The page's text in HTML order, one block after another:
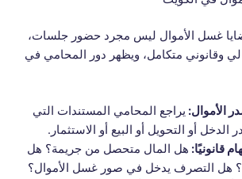
غسل الأموال ليس مجرد حضور جلسات،
وقانوني متكامل، ويظهر دور المحامي في
الأموال: يراجع المحامي المستندات التي
أو التحويل أو البيع أو الاستثمار.
قانونيًا: هل المال متحصل من جريمة؟ هل
هل التصرف يدخل في صور غسل الأموال؟